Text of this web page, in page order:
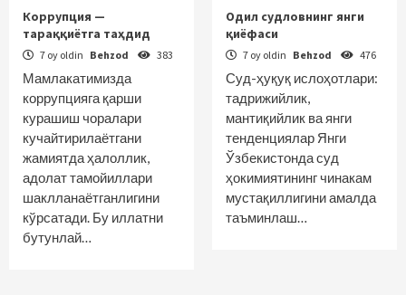
Коррупция —
тараққиётга таҳдид
7 oy oldin Behzod 383
Мамлакатимизда
коррупцияга қарши
курашиш чоралари
кучайтирилаётгани
жамиятда ҳалоллик,
адолат тамойиллари
шаклланаётганлигини
кўрсатади. Бу иллатни
бутунлай…
Одил судловнинг янги
қиёфаси
7 oy oldin Behzod 476
Суд-ҳуқуқ ислоҳотлари:
тадрижийлик,
мантиқийлик ва янги
тенденциялар Янги
Ўзбекистонда суд
ҳокимиятининг чинакам
мустақиллигини амалда
таъминлаш…